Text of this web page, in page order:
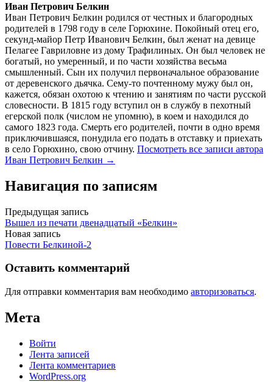
Иван Петрович Белкин
Иван Петрович Белкин родился от честных и благородных
родителей в 1798 году в селе Горюхине. Покойный отец его,
секунд-майор Петр Иванович Белкин, был женат на девице
Пелагее Гавриловне из дому Трафилиных. Он был человек не
богатый, но умеренный, и по части хозяйства весьма
смышленный. Сын их получил первоначальное образование
от деревенского дьячка. Сему-то почтенному мужу был он,
кажется, обязан охотою к чтению и занятиям по части русской
словесности. В 1815 году вступил он в службу в пехотный
егерской полк (числом не упомню), в коем и находился до
самого 1823 года. Смерть его родителей, почти в одно время
приключившаяся, понудила его подать в отставку и приехать
в село Горюхино, свою отчину. Посмотреть все записи автора
Иван Петрович Белкин →
Навигация по записям
Предыдущая запись
Вышел из печати двенадцатый «Белкин»
Новая запись
Повести Белкиной-2
Оставить комментарий
Для отправки комментария вам необходимо авторизоваться.
Мета
Войти
Лента записей
Лента комментариев
WordPress.org